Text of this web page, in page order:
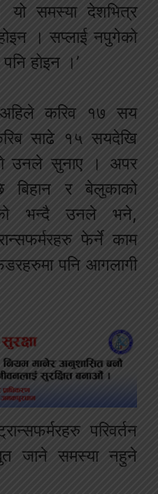
समस्या देशभित्र
। सप्लाई नपुगेको
होइन ।’
करिव १७ सय
साढे १५ सयदेखि
उनले सुनाए । अपर
बिहान र बेलुकाको
भन्दै उनले भने,
फेर्ने काम
पनि आगलागी
परिवर्तन
जाने समस्या नहुने